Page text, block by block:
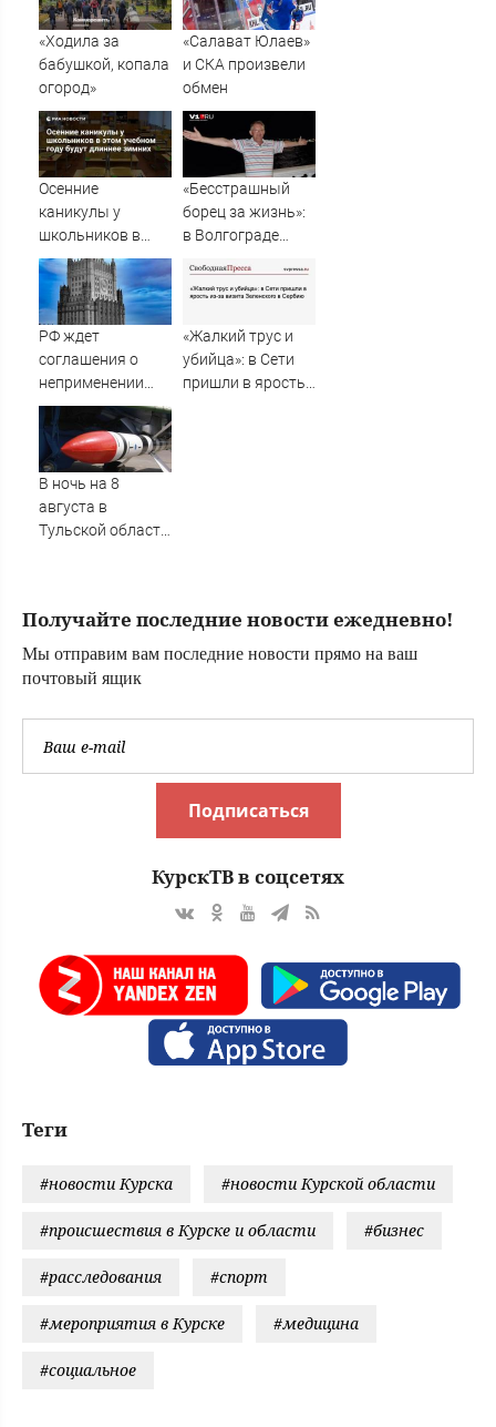
утке по-пекински
запретили
переходить
границу
«Ходила за
бабушкой, копала
огород»
«Салават Юлаев»
и СКА произвели
обмен
Осенние
каникулы у
школьников в
этом учебном
году будут
длиннее зимних
«Бесстрашный
борец за жизнь»:
в Волгограде
реаниматолог
высшей
категории
РФ ждет
соглашения о
неприменении
силы между
Грузией, Абхазией
и Южной Осетией
«Жалкий трус и
убийца»: в Сети
пришли в ярость
В ночь на 8
августа в
Тульской области
опасность
Получайте последние новости ежедневно!
Мы отправим вам последние новости прямо на ваш
почтовый ящик
Подписаться
КурскТВ в соцсетях
Теги
#новости Курска #новости Курской области
#происшествия в Курске и области #бизнес
#расследования #спорт
#мероприятия в Курске #медицина
#социальное